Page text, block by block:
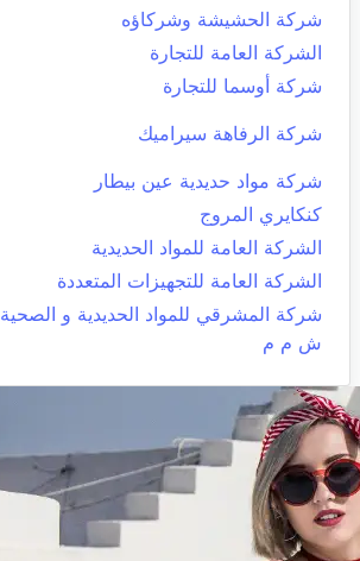
شركة الحشيشة وشركاؤه
الشركة العامة للتجارة
شركة أوسما للتجارة
شركة الرفاهة سيراميك
شركة مواد حديدية عين بيطار
كنكايري المروج
الشركة العامة للمواد الحديدية
الشركة العامة للتجهيزات المتعددة
شركة المشرقي للمواد الحديدية و الصحية
ش م م